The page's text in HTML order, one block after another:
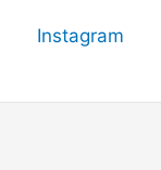
Instagram